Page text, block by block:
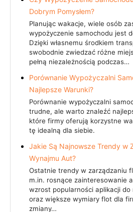
Dobrym Pomysłem?
Planując wakacje, wiele osób
wypożyczenie samochodu jest
Dzięki własnemu środkiem
swobodnie zwiedzać różne
pełną niezależnością podczas…
Porównanie Wypożyczalni
Najlepsze Warunki?
Porównanie wypożyczalni
trudne, ale warto znaleźć
które firmy oferują korzystne
tę idealną dla siebie.
Jakie Są Najnowsze Trendy w
Wynajmu Aut?
Ostatnie trendy w zarządzaniu
m.in. rosnące zainteresowanie
wzrost popularności aplikacji
oraz większe wymiary flot dla
zmiany…